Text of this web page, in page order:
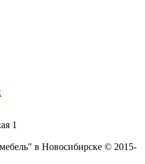
1
в Новосибирске © 2015-